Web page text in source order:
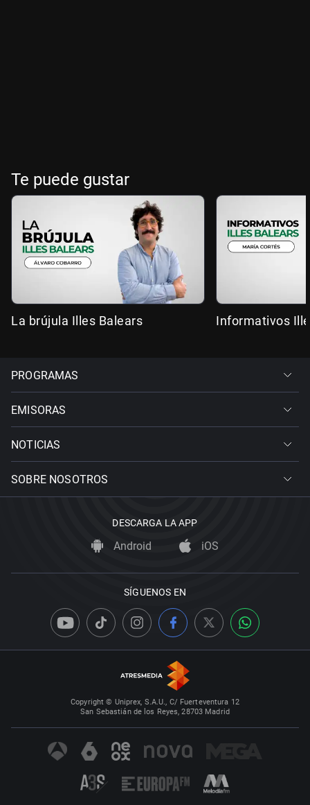
Te puede gustar
La brújula Illes Balears Informativos
PROGRAMAS
EMISORAS
NOTICIAS
SOBRE NOSOTROS
DESCARGA LA APP
Android iOS
SÍGUENOS EN
Copyright © Uniprex, S.A.U., C/ Fuerteventura 12
San Sebastián de los Reyes, 28703 Madrid